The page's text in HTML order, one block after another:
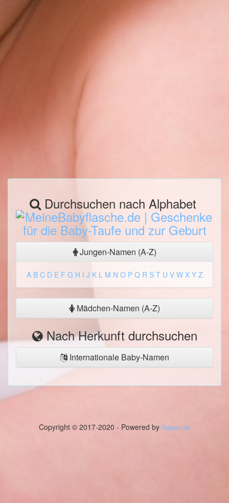
Durchsuchen nach Alphabet
Jungen-Namen (A-Z)
A B C D E F G H I J K L M N O P Q R S T U V W X Y Z
Mädchen-Namen (A-Z)
Nach Herkunft durchsuchen
Internationale Baby-Namen
Copyright © 2017-2020 - Powered by Gojado.de